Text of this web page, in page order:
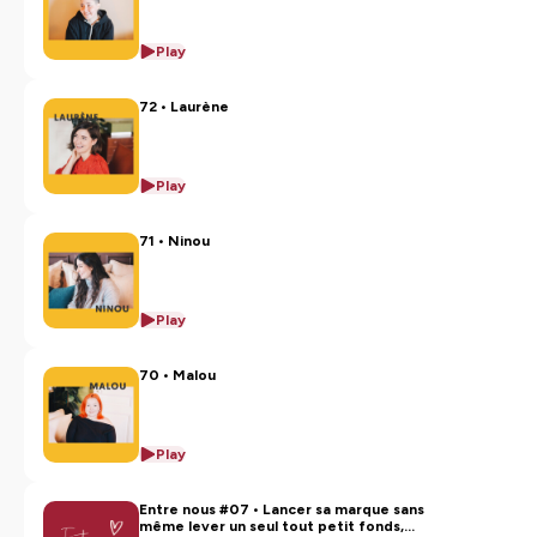
Play
72 • Laurène
Play
71 • Ninou
Play
70 • Malou
Play
Entre nous #07 • Lancer sa marque sans
même lever un seul tout petit fonds,